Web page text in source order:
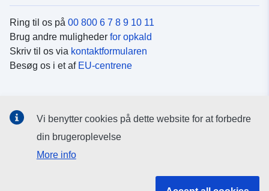
Ring til os på 00 800 6 7 8 9 10 11
Brug andre muligheder for opkald
Skriv til os via kontaktformularen
Besøg os i et af EU-centrene
Søg efter EU's sider påsociale medier
EU-institutioner og -organer
Vi benytter cookies på dette website for at forbedre
din brugeroplevelse
More info